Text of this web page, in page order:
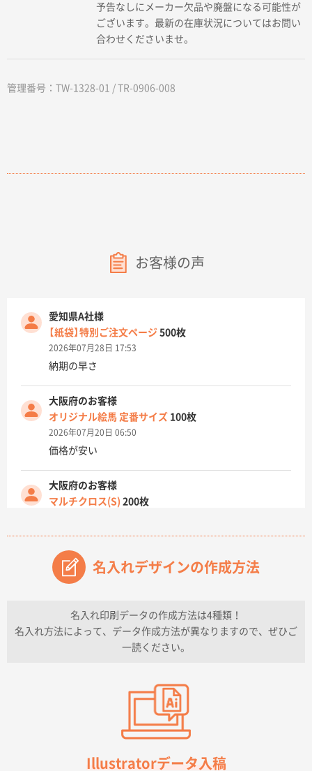
予告なしにメーカー欠品や廃盤になる可能性が
ございます。最新の在庫状況についてはお問い
合わせくださいませ。
管理番号：TW-1328-01 / TR-0906-008
お客様の声
愛知県A社様
【紙袋】特別ご注文ページ 500枚
2026年07月28日 17:53
納期の早さ
大阪府のお客様
オリジナル絵馬 定番サイズ 100枚
2026年07月20日 06:50
価格が安い
大阪府のお客様
マルチクロス(S) 200枚
原稿データ流用が可能で価格が妥当なこと
兵庫県のお客様
チケットホルダー ダブルポケット
上記のとおりです。
柳さんの対応が素晴らしかった。
フレキソレジ袋 Uバッグ 35号
5000枚
名入れデザインの作成方法
名入れ印刷データの作成方法は4種類！
名入れ方法によって、データ作成方法が異なりますので、ぜひご
一読ください。
Illustratorデータ入稿